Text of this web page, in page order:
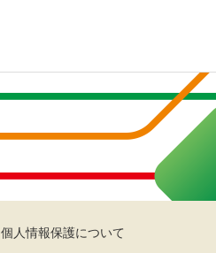
個人情報保護について